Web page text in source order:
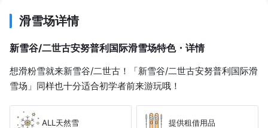
滑雪场详情
新雪谷/二世古安努普利国际滑雪场特色・详情
想滑粉雪就来新雪谷/二世古！「新雪谷/二世古安努普利国际滑
雪场」同样也十分适合初学者前来游玩哦！
ALL天然雪 提供租借用品